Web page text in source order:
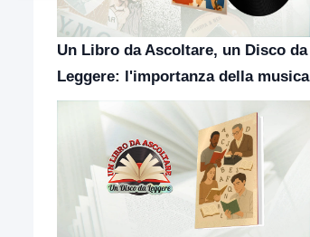
Un Libro da Ascoltare, un Disco da
Leggere: l'importanza della musica